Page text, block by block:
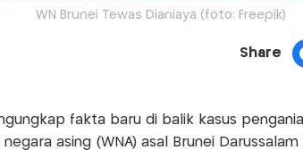
WN Brunei Tewas Dianiaya (foto: Freepik)
Share
fakta baru di balik kasus
asing (WNA) asal Brunei